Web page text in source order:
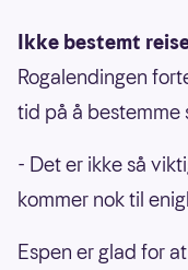
Ikke bestemt
Rogalendingen
tid på å bestemme
- Det er ikke så
kommer nok til
Espen er glad for